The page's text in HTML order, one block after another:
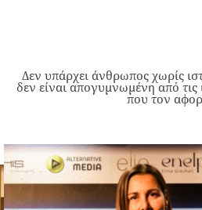
Δεν υπάρχει άνθρωπος χωρίς
δεν είναι απογυμνωμένη από
που τον